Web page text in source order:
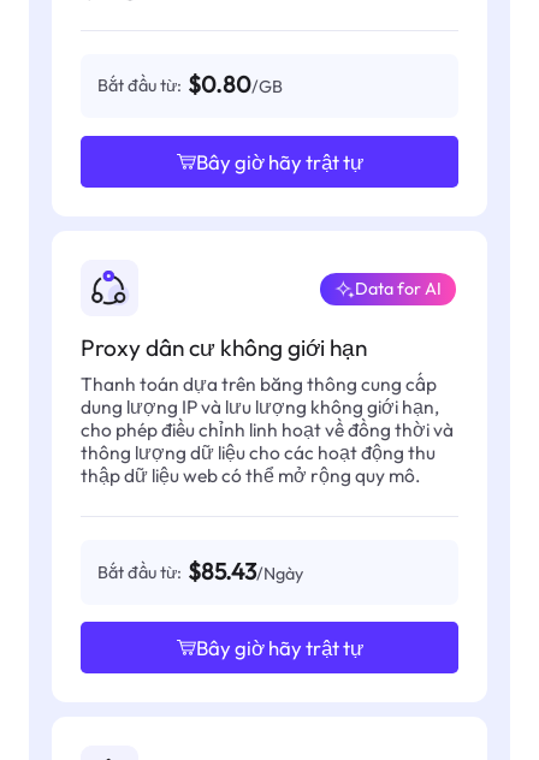
Bắt đầu từ: $0.80/GB
Bây giờ hãy trật tự
Proxy dân cư không giới hạn
Data for AI
Thanh toán dựa trên băng thông cung cấp
dung lượng IP và lưu lượng không giới hạn,
cho phép điều chỉnh linh hoạt về đồng thời và
thông lượng dữ liệu cho các hoạt động thu
thập dữ liệu web có thể mở rộng quy mô.
Bắt đầu từ: $85.43/Ngày
Bây giờ hãy trật tự